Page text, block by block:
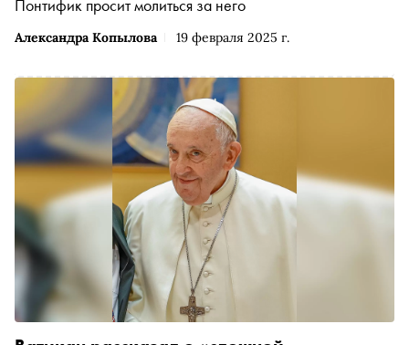
Александра Копылова 19 февраля 2025 г.
Понтифик просит молиться за него